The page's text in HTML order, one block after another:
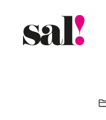
contenido